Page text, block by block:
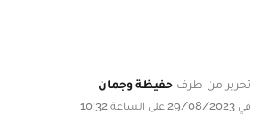
تحرير من طرف حفيظة وجمان
في 29/08/2023 على الساعة 10:32